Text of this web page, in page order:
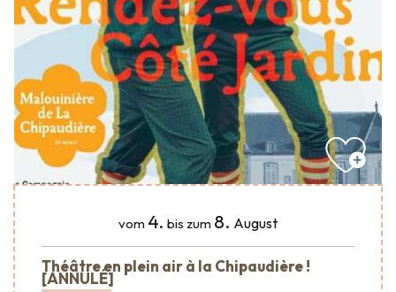
vom 4. bis zum 8. August
Théâtre en plein air à la Chipaudière !
[ANNULÉ]